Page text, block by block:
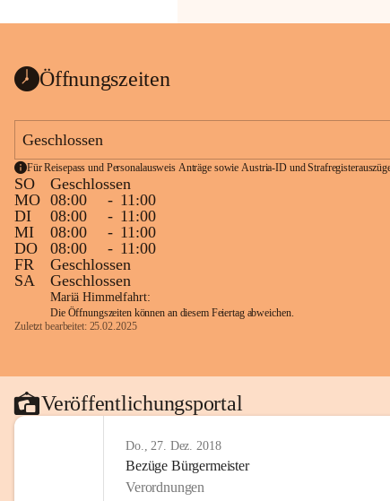
Öffnungszeiten
Geschlossen
Für Reisepass und Personalausweis Anträge sowie Austria-ID und
SO
Geschlossen
MO 08:00 - 11:00
DI
08:00 - 11:00
MI
08:00 - 11:00
DO
08:00 - 11:00
FR
Geschlossen
SA
Geschlossen
Mariä Himmelfahrt:
Die Öffnungszeiten können an diesem Feiertag abweichen.
Zuletzt bearbeitet: 25.02.2025
Veröffentlichungsportal
Do., 27. Dez. 2018
Bezüge Bürgermeister
Verordnungen